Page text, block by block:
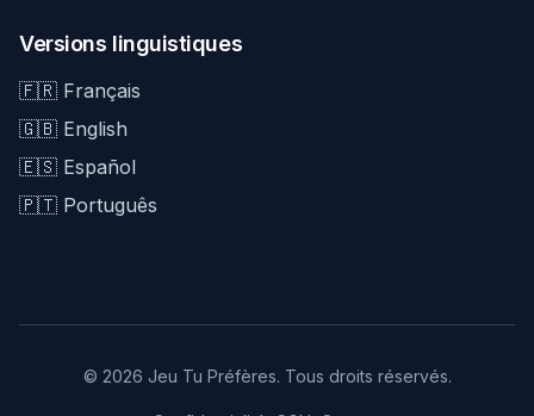
Versions linguistiques
🇫🇷 Français
🇬🇧 English
🇪🇸 Español
🇵🇹 Português
© 2026 Jeu Tu Préfères. Tous droits réservés.